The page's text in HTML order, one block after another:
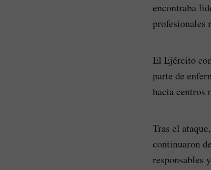
encontraba
profesionales
El Ejército
parte de
hacia centros
Tras el
continuaron
responsables